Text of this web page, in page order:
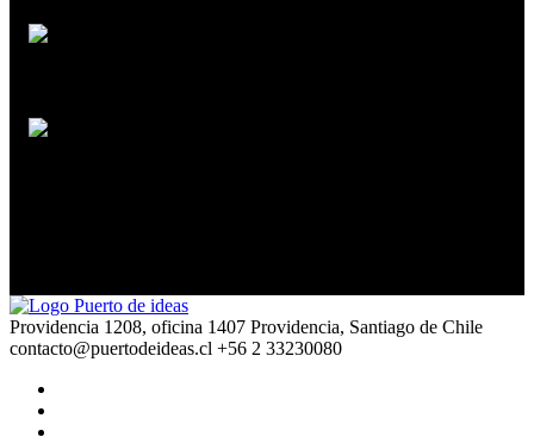
Providencia 1208, oficina 1407 Providencia, Santiago de Chile
contacto@puertodeideas.cl +56 2 33230080